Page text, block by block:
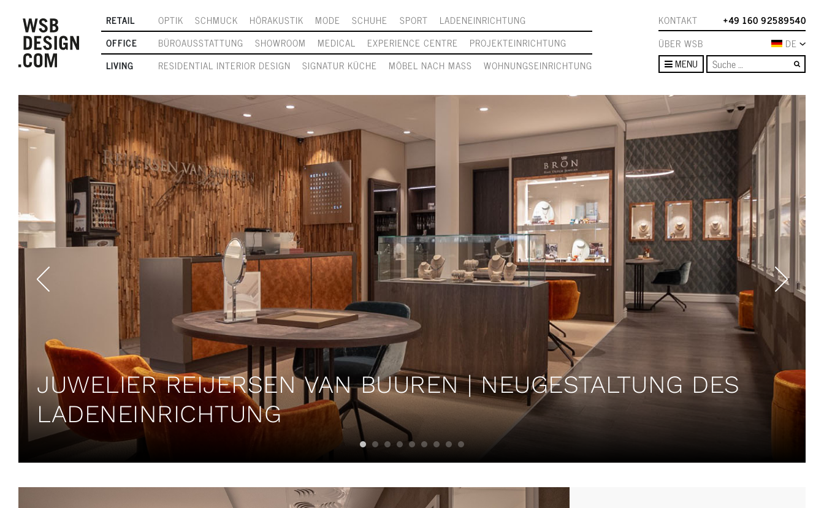
RETAIL OPTIK SCHMUCK HÖRAKUSTIK MODE SCHUHE SPORT
LADENEINRICHTUNG
OFFICE
BÜROAUSSTATTUNG SHOWROOM MEDICAL EXPERIENCE CENTRE
PROJEKTEINRICHTUNG
LIVING
RESIDENTIAL INTERIOR DESIGN SIGNATUR KÜCHE MÖBEL NACH MASS WOHNUNGSEINRICHTUNG
KONTAKT
+49 160 92589540
ÜBER WSB
DE
MENU
JUWELIER REIJERSEN VAN BUUREN | NEUGESTALTUNG DES
LADENEINRICHTUNG